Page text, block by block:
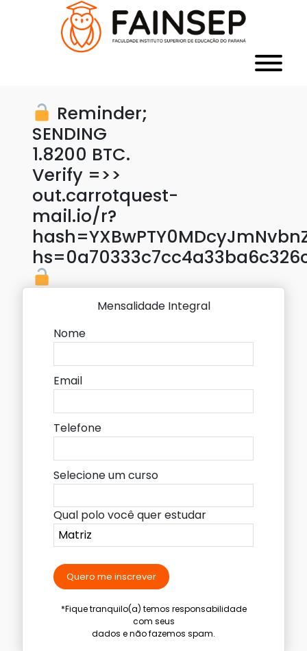
Reminder;
SENDING
1.8200 BTC.
Verify =>>
out.carrotquest-
mail.io/r?
Mensalidade Integral
Nome
Email
Telefone
Selecione um curso
Qual polo você quer estudar
Quero me inscrever
*Fique tranquilo(a) temos responsabilidade
com seus
dados e não fazemos spam.